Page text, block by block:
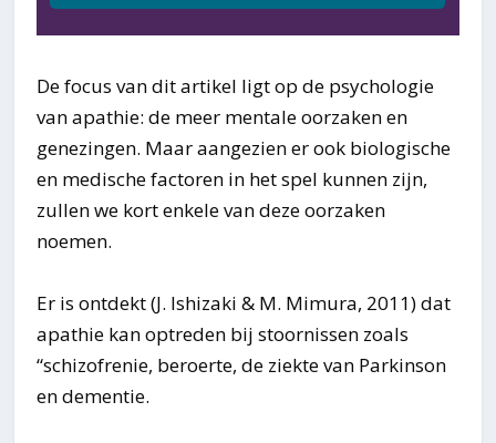
De focus van dit artikel ligt op de psychologie
van apathie: de meer mentale oorzaken en
genezingen. Maar aangezien er ook biologische
en medische factoren in het spel kunnen zijn,
zullen we kort enkele van deze oorzaken
noemen.
Er is ontdekt (J. Ishizaki & M. Mimura, 2011) dat
apathie kan optreden bij stoornissen zoals
“schizofrenie, beroerte, de ziekte van Parkinson
en dementie.